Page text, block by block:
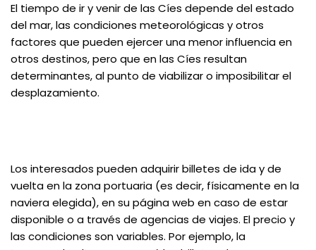
El tiempo de ir y venir de las Cíes depende del estado
del mar, las condiciones meteorológicas y otros
factores que pueden ejercer una menor influencia en
otros destinos, pero que en las Cíes resultan
determinantes, al punto de viabilizar o imposibilitar el
desplazamiento.
Los interesados pueden adquirir billetes de ida y de
vuelta en la zona portuaria (es decir, físicamente en la
naviera elegida), en su página web en caso de estar
disponible o a través de agencias de viajes. El precio y
las condiciones son variables. Por ejemplo, la